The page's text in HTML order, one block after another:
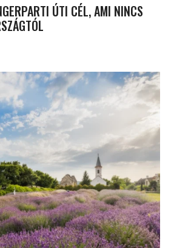
ÚTI CÉL, AMI NINCS